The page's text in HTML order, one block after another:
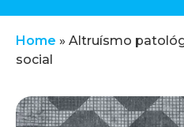
Home » Altruísmo
social